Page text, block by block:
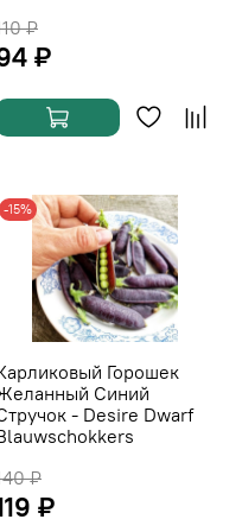
₽
₽
-15%
Горошек
Синий
- Desire Dwarf
₽
₽